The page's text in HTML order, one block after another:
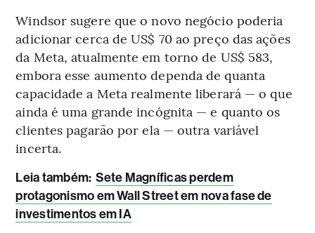
Windsor sugere que o novo negócio poderia
adicionar cerca de US$ 70 ao preço das ações
da Meta, atualmente em torno de US$ 583,
embora esse aumento dependa de quanta
capacidade a Meta realmente liberará — o que
ainda é uma grande incógnita — e quanto os
clientes pagarão por ela — outra variável
incerta.
Leia também: Sete Magníficas perdem
protagonismo em Wall Street em nova fase de
investimentos em IA